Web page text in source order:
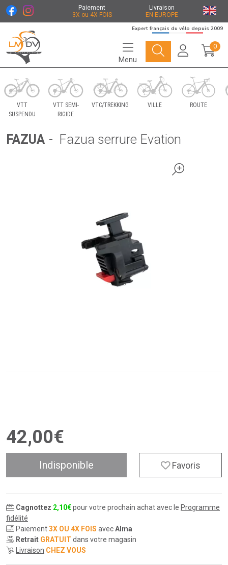
Paiement
3X ou 4X FOIS
Livraison
EN EUROPE
Le Marché du Vélo Votre distributeurs de vélo
Expert français du vélo depuis 2009
Menu
0
VTT
SUSPENDU
VTT SEMI-
RIGIDE
VTC/TREKKING VILLE ROUTE
FAZUA - Fazua serrure Evation
42,00€
Indisponible Favoris
Cagnottez 2,10€pour votre prochain achat avec le Programme
fidélité
Paiement3X OU 4X FOIS avecAlma
Retrait GRATUIT dans votre magasin
Livraison CHEZ VOUS